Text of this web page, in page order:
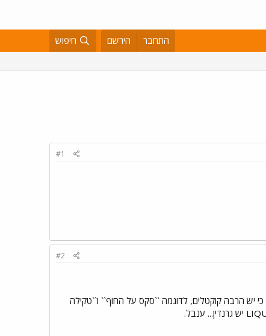
התחבר הירשם חיפוש
#1
#2
יש הרבה קוקטלים, לדוגמה ``סקס על החוף`` ו``טקילה